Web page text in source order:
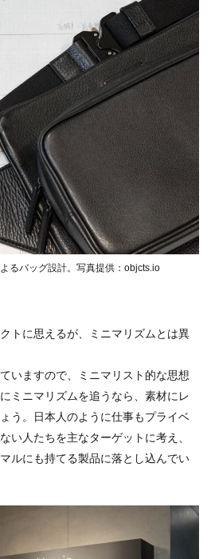
るバッグ設計。写真提供：objcts.io
トに思えるが、ミニマリズムとは異
いますので、ミニマリスト的な思想
ミニマリズムを追うなら、素材にレ
う。日本人のように仕事もプライベ
い人たちを主なターゲットに考え、
ルにも持てる製品に落とし込んでい